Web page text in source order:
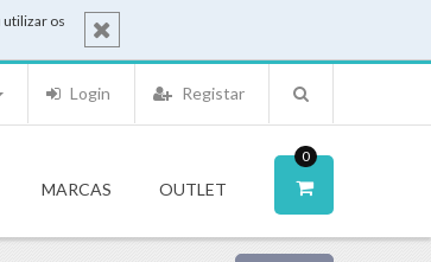
utilizar os
Registar
Login
0
MARCAS OUTLET